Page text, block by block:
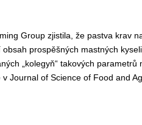
Group zjistila, že pastva krav
prospěšných mastných
„kolegyň“ takových
Journal of Science of Food and